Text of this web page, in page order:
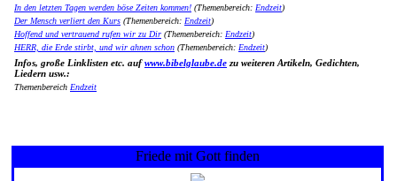
In den letzten Tagen werden böse Zeiten kommen! (Themenbereich: Endzeit)
Der Mensch verliert den Kurs (Themenbereich: Endzeit)
Hoffend und vertrauend rufen wir zu Dir (Themenbereich: Endzeit)
HERR, die Erde stirbt, und wir ahnen schon (Themenbereich: Endzeit)
Infos, große Linklisten etc. aufwww.bibelglaube.de zu weiteren Artikeln, Gedichten,
Liedern usw.:
Themenbereich Endzeit
Friede mit Gott finden